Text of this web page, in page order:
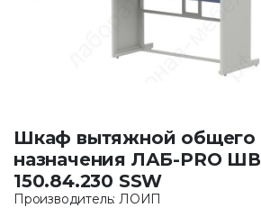
Шкаф вытяжной общего
назначения ЛАБ-PRO ШВ
150.84.230 SSW
Производитель: ЛОИП